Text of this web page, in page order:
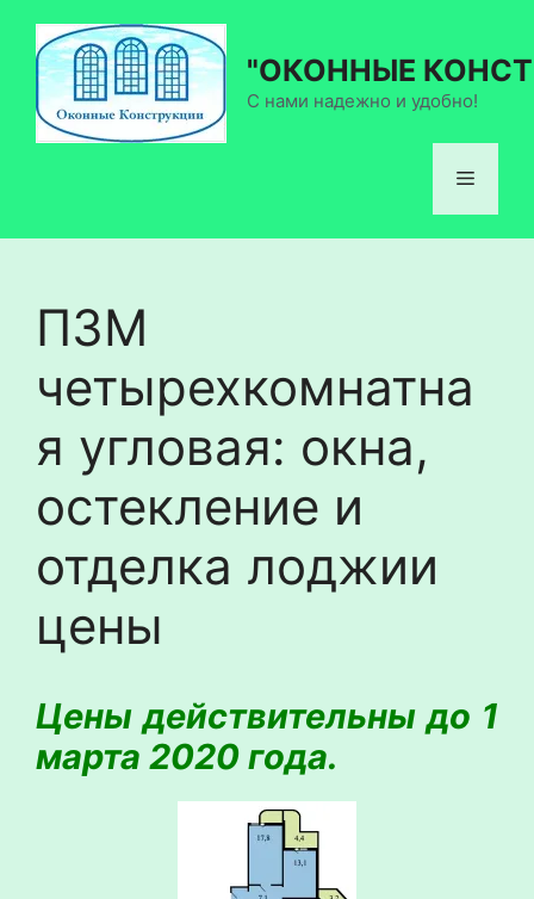
содержимому
"ОКОННЫЕ
С нами надежно и удобно!
Меню
П3М
четырехкомнатна
я угловая: окна,
остекление и
отделка лоджии
цены
Цены действительны до 1
марта 2020 года.